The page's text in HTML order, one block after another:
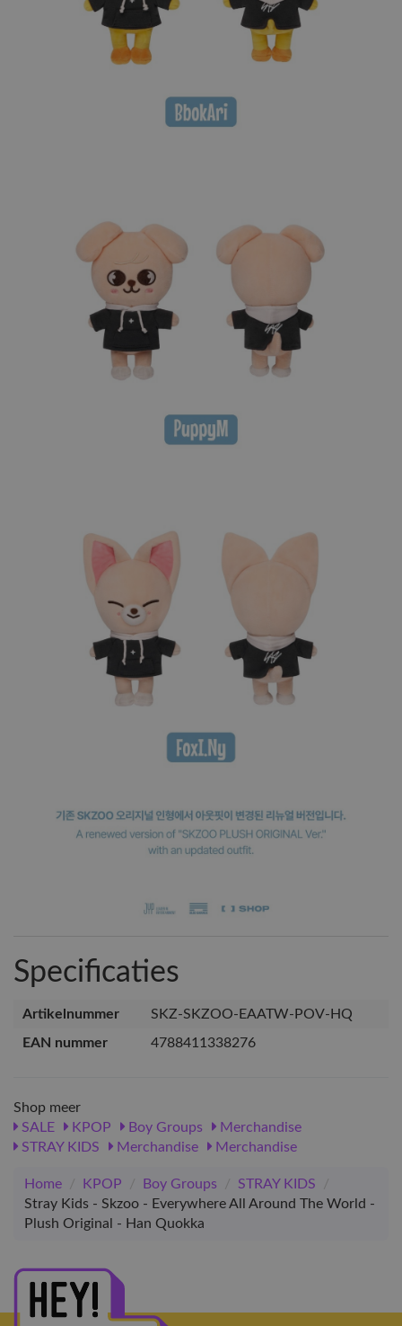
Specificaties
Artikelnummer
SKZ-SKZOO-EAATW-POV-HQ
EAN nummer
4788411338276
Shop meer
SALE
KPOP Boy Groups
Merchandise
STRAY KIDS
Merchandise Merchandise
Home / KPOP / Boy Groups / STRAY KIDS
/
Stray Kids - Skzoo - Everywhere All Around The World -
Plush Original - Han Quokka